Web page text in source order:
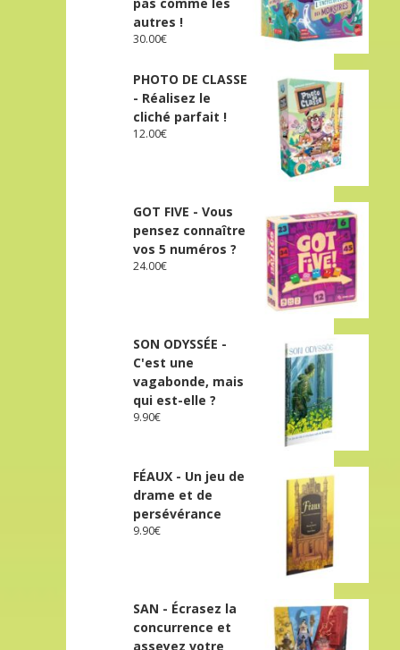
autres !
30.00€
PHOTO DE CLASSE
- Réalisez le
cliché parfait !
12.00€
GOT FIVE - Vous
pensez connaître
vos 5 numéros ?
24.00€
SON ODYSSÉE -
C'est une
vagabonde, mais
qui est-elle ?
9.90€
FÉAUX - Un jeu de
drame et de
persévérance
9.90€
SAN - Écrasez la
concurrence et
asseyez votre